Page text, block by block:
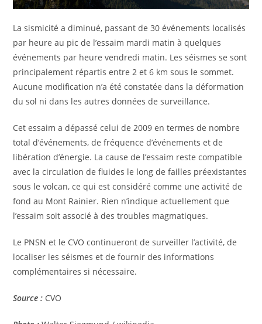
La sismicité a diminué, passant de 30 événements localisés
par heure au pic de l’essaim mardi matin à quelques
événements par heure vendredi matin. Les séismes se sont
principalement répartis entre 2 et 6 km sous le sommet.
Aucune modification n’a été constatée dans la déformation
du sol ni dans les autres données de surveillance.
Cet essaim a dépassé celui de 2009 en termes de nombre
total d’événements, de fréquence d’événements et de
libération d’énergie. La cause de l’essaim reste compatible
avec la circulation de fluides le long de failles préexistantes
sous le volcan, ce qui est considéré comme une activité de
fond au Mont Rainier. Rien n’indique actuellement que
l’essaim soit associé à des troubles magmatiques.
Le PNSN et le CVO continueront de surveiller l’activité, de
localiser les séismes et de fournir des informations
complémentaires si nécessaire.
Source : CVO